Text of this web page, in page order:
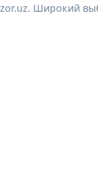
Широкий